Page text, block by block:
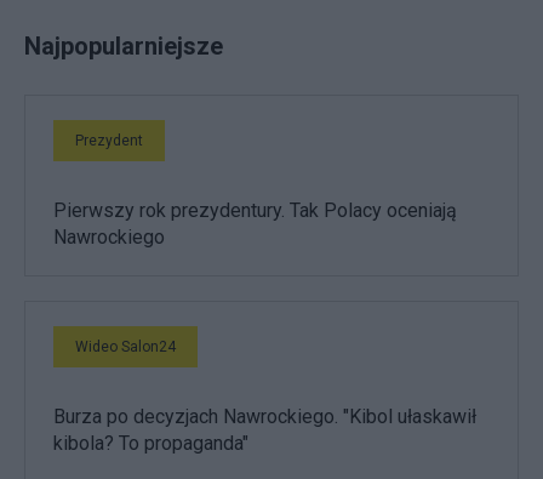
Najpopularniejsze
Prezydent
Pierwszy rok prezydentury. Tak Polacy oceniają
Nawrockiego
Wideo Salon24
Burza po decyzjach Nawrockiego. "Kibol ułaskawił
kibola? To propaganda"